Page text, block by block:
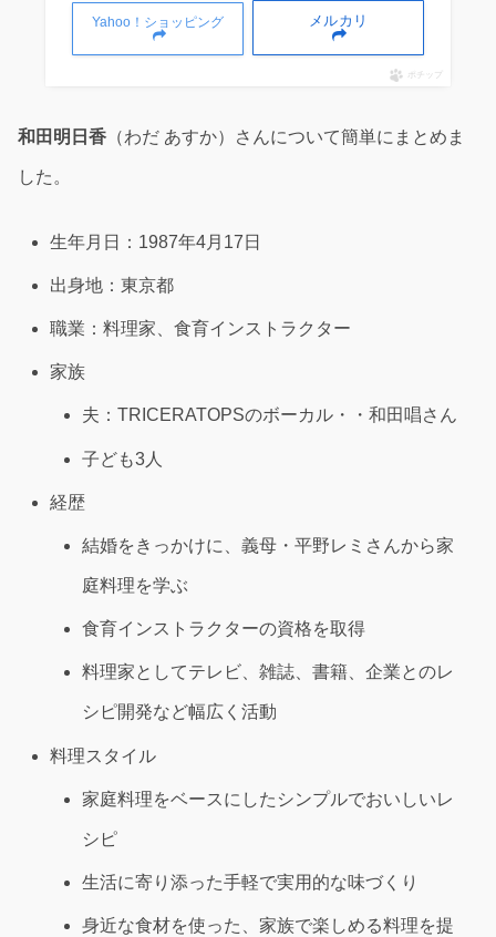
Yahoo！ショッピング メルカリ
ポチップ
和田明日香 （わだ あすか）さんについて簡単にまとめま
した。
生年月日：1987年4月17日
出身地：東京都
職業：料理家、食育インストラクター
家族
夫：TRICERATOPSのボーカル・・和田唱さん
子ども3人
経歴
結婚をきっかけに、義母・平野レミさんから家
庭料理を学ぶ
食育インストラクターの資格を取得
料理家としてテレビ、雑誌、書籍、企業とのレ
シピ開発など幅広く活動
料理スタイル
家庭料理をベースにしたシンプルでおいしいレ
シピ
生活に寄り添った手軽で実用的な味づくり
身近な食材を使った、家族で楽しめる料理を提